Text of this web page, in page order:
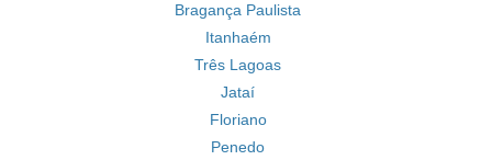
Bragança Paulista
Itanhaém
Três Lagoas
Jataí
Floriano
Penedo